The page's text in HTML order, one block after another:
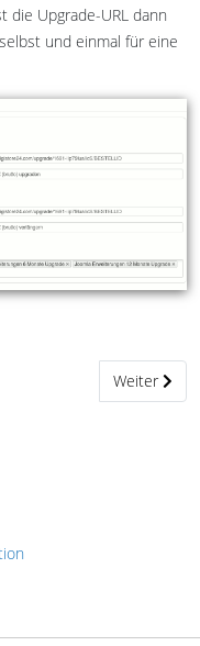
die Upgrade-URL dann
und einmal für eine
& Verlängerungen
Nächster
Weiter